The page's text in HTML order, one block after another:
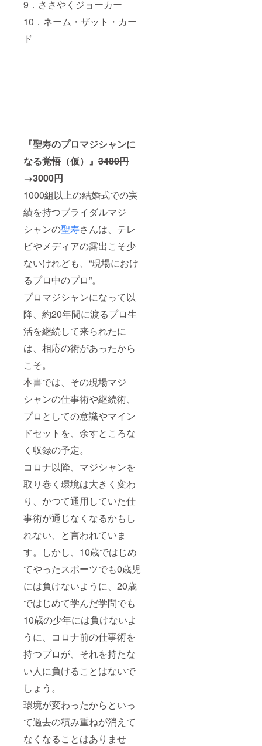
9．ささやくジョーカー
10．ネーム・ザット・カー
ド
『聖寿のプロマジシャンに
なる覚悟（仮）』 3480円
→3000円
1000組以上の結婚式での実
績を持つブライダルマジ
シャンの聖寿さんは、テレ
ビやメディアの露出こそ少
ないけれども、“現場におけ
るプロ中のプロ”。
プロマジシャンになって以
降、約20年間に渡るプロ生
活を継続して来られたに
は、相応の術があったから
こそ。
本書では、その現場マジ
シャンの仕事術や継続術、
プロとしての意識やマイン
ドセットを、余すところな
く収録の予定。
コロナ以降、マジシャンを
取り巻く環境は大きく変わ
り、かつて通用していた仕
事術が通じなくなるかもし
れない、と言われていま
す。しかし、10歳ではじめ
てやったスポーツでも0歳児
には負けないように、20歳
ではじめて学んだ学問でも
10歳の少年には負けないよ
うに、コロナ前の仕事術を
持つプロが、それを持たな
い人に負けることはないで
しょう。
環境が変わったからといっ
て過去の積み重ねが消えて
なくなることはありませ